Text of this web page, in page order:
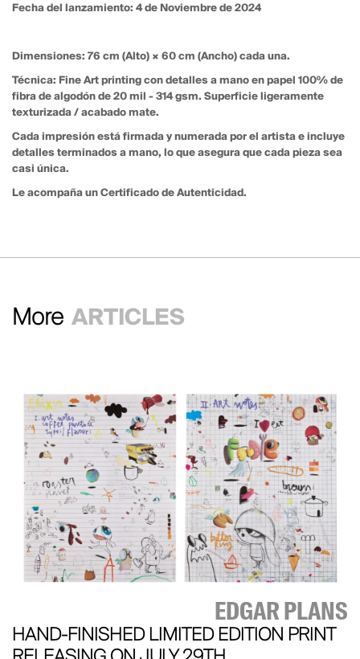
Fecha del lanzamiento: 4 de Noviembre de 2024
Dimensiones: 76 cm (Alto) × 60 cm (Ancho) cada una.
Técnica: Fine Art printing con detalles a mano en papel 100% de
fibra de algodón de 20 mil - 314 gsm. Superficie ligeramente
texturizada / acabado mate.
Cada impresión está firmada y numerada por el artista e incluye
detalles terminados a mano, lo que asegura que cada pieza sea
casi única.
Le acompaña un Certificado de Autenticidad.
More ARTICLES
EDGAR PLANS
HAND-FINISHED LIMITED EDITION PRINT